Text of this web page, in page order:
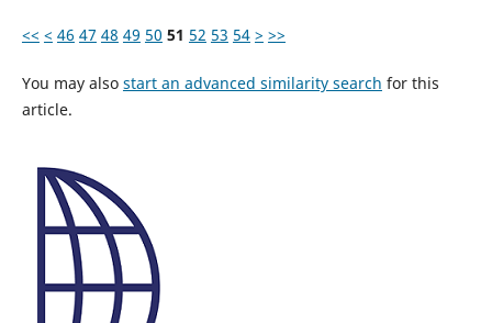
<< < 46 47 48 49 50 51 52 53 54 > >>
You may also start an advanced similarity search for this
article.